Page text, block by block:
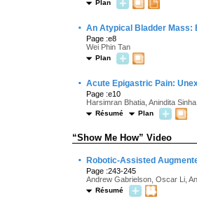
Plan
· An Atypical Bladder Mass:
Page :e8
Wei Phin Tan
Plan
· Acute Epigastric Pain:
Page :e10
Harsimran Bhatia, Anindita
Résumé Plan
“Show Me How” Video
· Robotic-Assisted
Page :243-245
Andrew Gabrielson, Oscar Li,
Résumé